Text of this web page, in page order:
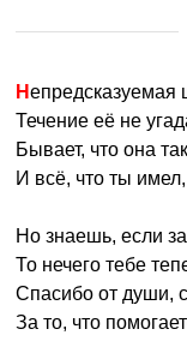
Непредсказуемая
Течение её не
Бывает, что она
И всё, что ты
Но знаешь, если
То нечего тебе
Спасибо от души,
За то, что